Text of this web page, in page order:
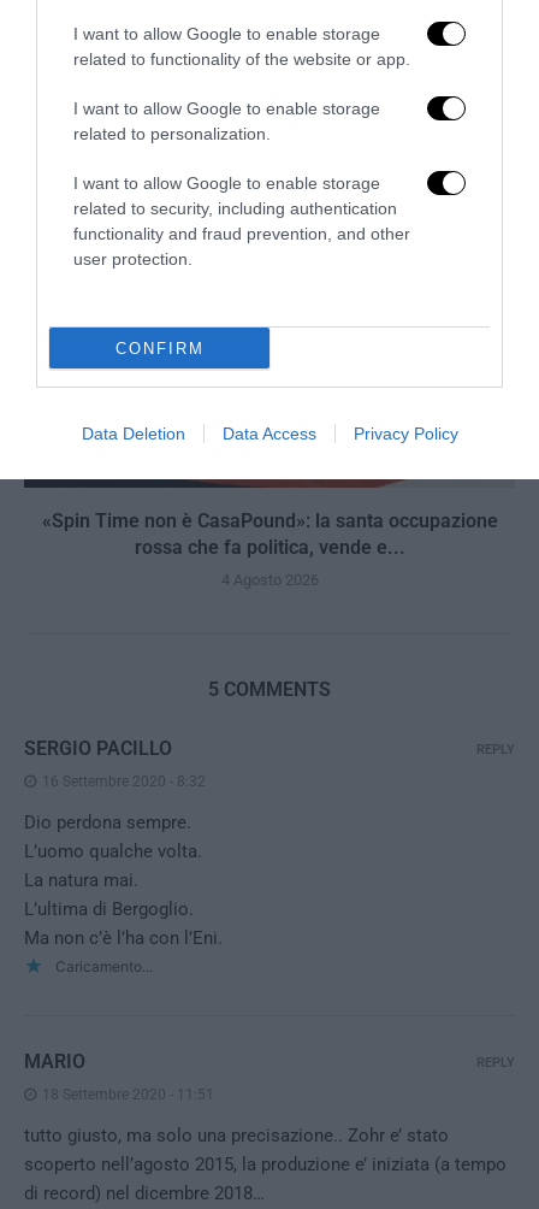
I want to allow Google to enable storage
related to functionality of the website or app.
I want to allow Google to enable storage
related to personalization.
I want to allow Google to enable storage
related to security, including authentication
functionality and fraud prevention, and other
user protection.
CONFIRM
Data Deletion Data Access Privacy Policy
L’Anpi divora se stessa: la fabbrica delle scomuniche
5 Agosto 2026
«Spin Time non è CasaPound»: la santa occupazione
rossa che fa politica, vende e...
4 Agosto 2026
5 COMMENTS
SERGIO PACILLO
16 Settembre 2020 - 8:32
Dio perdona sempre.
L’uomo qualche volta.
La natura mai.
L’ultima di Bergoglio.
Ma non c’è l’ha con l’Eni.
Caricamento...
REPLY
MARIO
18 Settembre 2020 - 11:51
tutto giusto, ma solo una precisazione.. Zohr e’ stato
scoperto nell’agosto 2015, la produzione e’ iniziata (a tempo
di record) nel dicembre 2018…
REPLY